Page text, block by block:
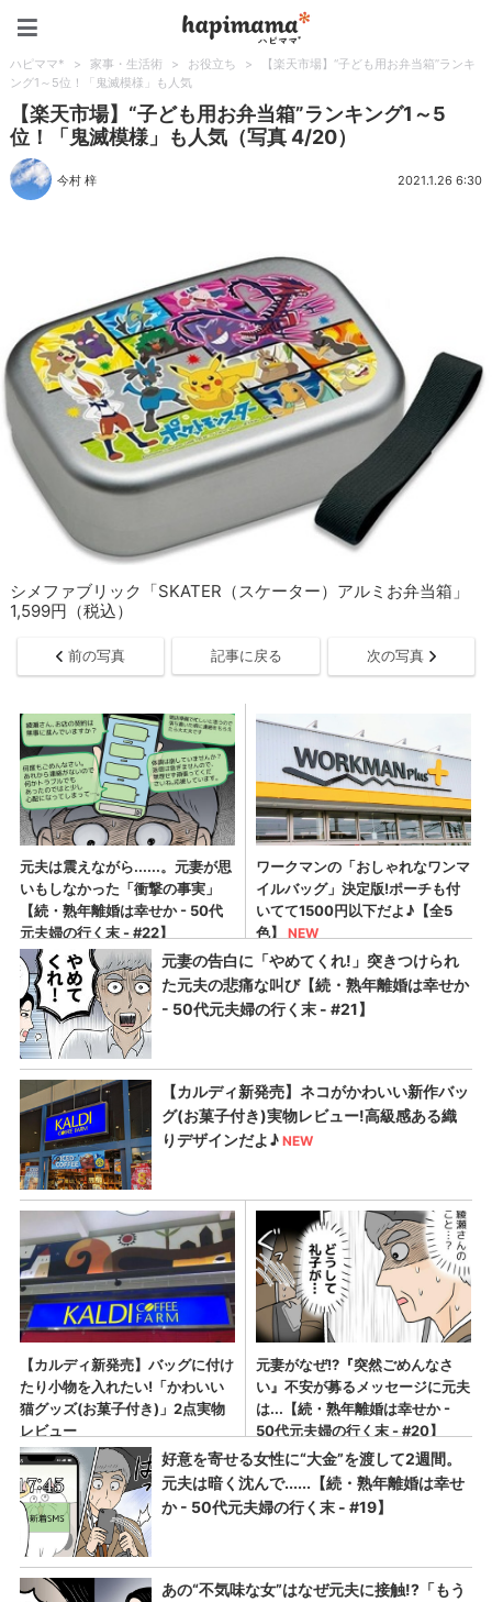
ハピママ* > 家事・生活術 > お役立ち >
【楽天市場】“子ども用お弁当箱”ランキ
ング1～5位！「鬼滅模様」も人気
【楽天市場】“子ども用お弁当箱”ランキング1～5
位！「鬼滅模様」も人気（写真 4/20）
今村 梓 2021.1.26 6:30
シメファブリック「SKATER（スケーター）アルミお弁当箱」
1,599円（税込）
前の写真 記事に戻る 次の写真